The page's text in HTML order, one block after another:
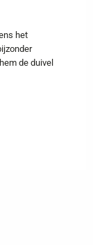
het
de duivel